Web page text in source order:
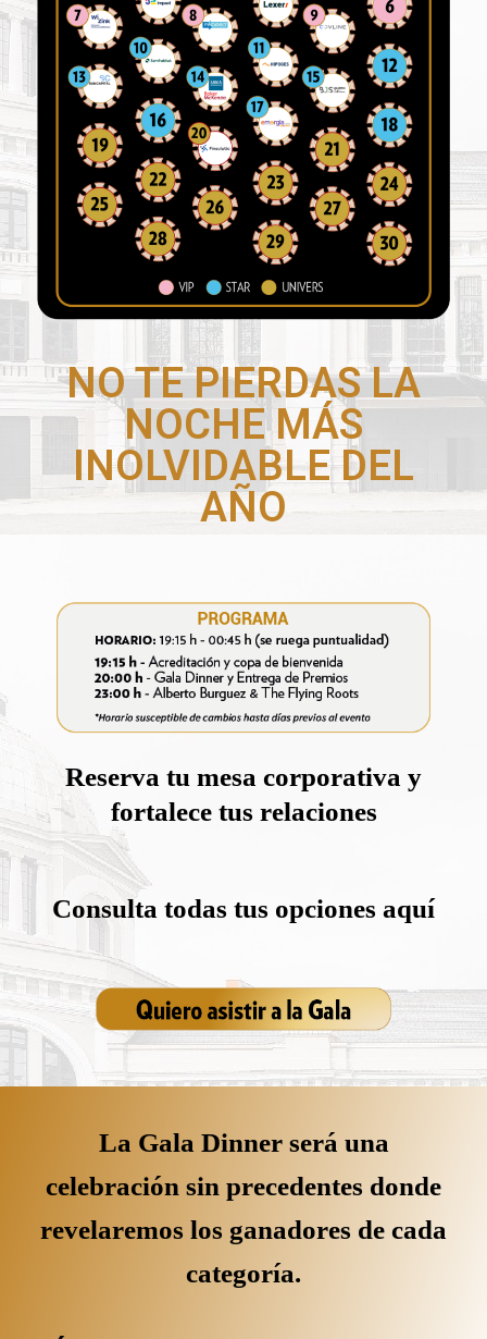
NO TE PIERDAS LA
NOCHE MÁS
INOLVIDABLE DEL
AÑO
Reserva tu mesa corporativa y
fortalece tus relaciones
Consulta todas tus opciones aquí
La Gala Dinner será una
celebración sin precedentes donde
revelaremos los ganadores de cada
categoría.